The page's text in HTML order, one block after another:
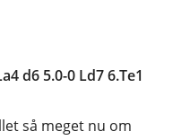
d6 5.0-0 Ld7 6.Te1
så meget nu om